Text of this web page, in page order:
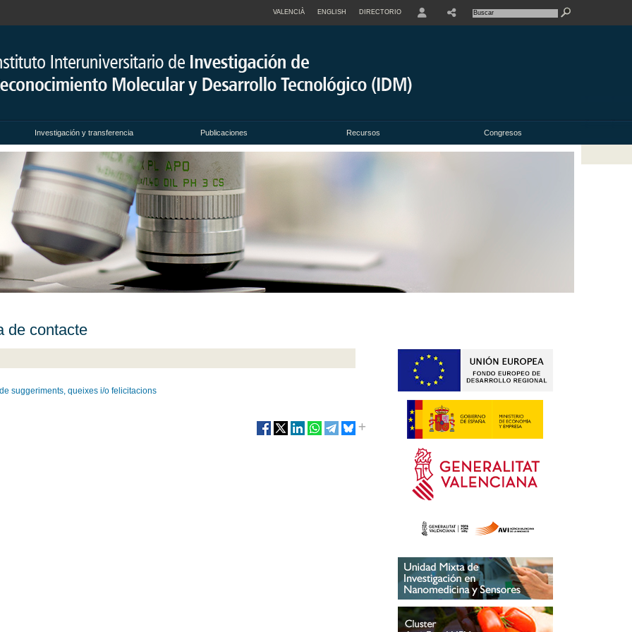
VALENCIÀ ENGLISH DIRECTORIO
Investigación y transferencia Publicaciones Recursos Congresos
de contacte
suggeriments, queixes i/o felicitacions